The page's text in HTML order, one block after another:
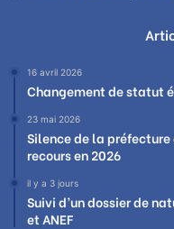
16 avril 2026
Changement de statut
23 mai 2026
Silence de la
recours en 2026
il y a 3 jours
Suivi d’un dossier de
et ANEF